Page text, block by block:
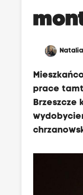
prace
Brzeszcze